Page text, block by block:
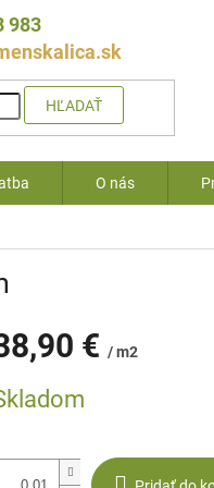
983
HĽADAŤ
O nás
€ / m2